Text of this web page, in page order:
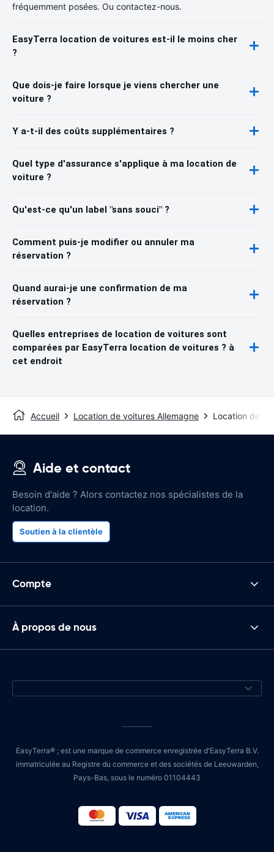
fréquemment posées. Ou contactez-nous.
EasyTerra location de voitures est-il le moins cher
?
Que dois-je faire lorsque je viens chercher une
voiture ?
Y a-t-il des coûts supplémentaires ?
Quel type d'assurance s'applique à ma location de
voiture ?
Qu'est-ce qu'un label "sans souci" ?
Comment puis-je modifier ou annuler ma
réservation ?
Quand aurai-je une confirmation de ma
réservation ?
Quelles entreprises de location de voitures sont
comparées par EasyTerra location de voitures ? à
cet endroit
Accueil Location de voitures Allemagne Location de
Aide et contact
Besoin d'aide ? Alors contactez nos spécialistes de la
location.
Soutien à la clientèle
Compte
À propos de nous
EasyTerra® ; est une marque de commerce enregistrée d'EasyTerra B.V.
immatriculée au Registre du commerce et des sociétés de Leeuwarden,
Pays-Bas, sous le numéro 01104443